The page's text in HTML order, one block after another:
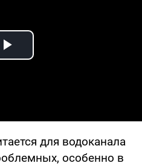
Play Video
для водоканала
особенно в